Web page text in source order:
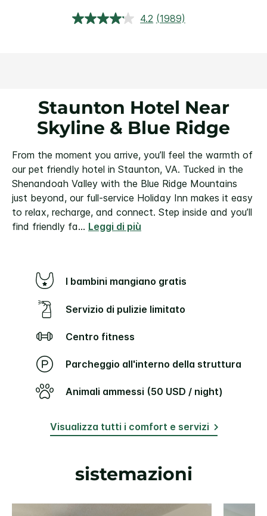
4.2 Leggi
(1989)
Staunton Hotel Near
Skyline & Blue Ridge
From the moment you arrive, you’ll feel the warmth of
our pet friendly hotel in Staunton, VA. Tucked in the
Shenandoah Valley with the Blue Ridge Mountains
just beyond, our full-service Holiday Inn makes it easy
to relax, recharge, and connect. Step inside and you’ll
find friendly fa... Leggi di più
I bambini mangiano gratis
Servizio di pulizie limitato
Centro fitness
Parcheggio all'interno della struttura
Animali ammessi (50 USD / night)
Visualizza tutti i comfort e servizi
sistemazioni